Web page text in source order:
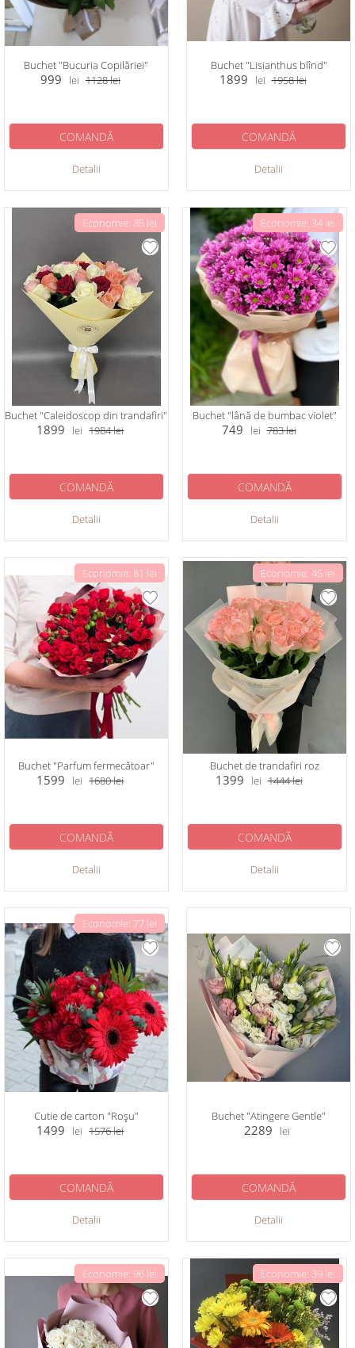
Buchet "Bucuria Copilăriei"
999 lei 1128lei
Detalii
COMANDĂ
Buchet "Lisianthus blînd"
1899 lei 1958lei
Detalii
COMANDĂ
Economie: 85 lei
Buchet "Caleidoscop din trandafiri"
1899 lei 1984lei
Detalii
COMANDĂ
Economie: 34 lei
Buchet "lână de bumbac violet"
749 lei 783lei
Detalii
COMANDĂ
Economie: 81 lei
Buchet "Parfum fermecătoar"
1599 lei 1680lei
Detalii
COMANDĂ
Economie: 45 lei
Buchet de trandafiri roz
1399 lei 1444lei
Detalii
COMANDĂ
Economie: 77 lei
Cutie de carton "Roșu"
1499 lei 1576lei
Detalii
COMANDĂ
Buchet "Аtingere Gentle"
2289 lei
Detalii
COMANDĂ
Economie: 96 lei Economie: 39 lei